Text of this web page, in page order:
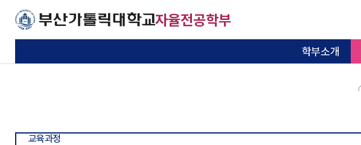
자율전공학부
학부소개
부산가톨릭대학교
부산가톨릭대학교
부산가톨릭대학교
부산가톨릭대학교
교육과정